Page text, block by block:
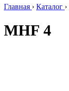
Главная › Каталог ›
MHF 4